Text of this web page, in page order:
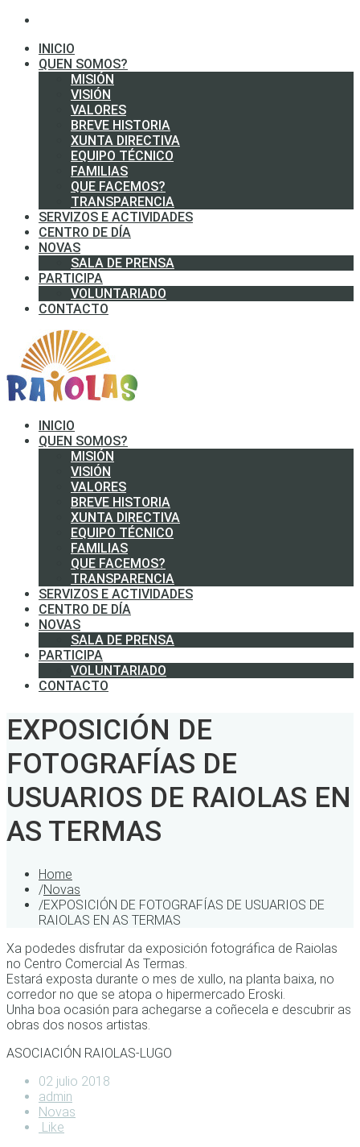
INICIO
QUEN SOMOS?
MISIÓN
VISIÓN
VALORES
BREVE HISTORIA
XUNTA DIRECTIVA
EQUIPO TÉCNICO
FAMILIAS
QUE FACEMOS?
TRANSPARENCIA
SERVIZOS E ACTIVIDADES
CENTRO DE DÍA
NOVAS
SALA DE PRENSA
PARTICIPA
VOLUNTARIADO
CONTACTO
INICIO
QUEN SOMOS?
MISIÓN
VISIÓN
VALORES
BREVE HISTORIA
XUNTA DIRECTIVA
EQUIPO TÉCNICO
FAMILIAS
QUE FACEMOS?
TRANSPARENCIA
SERVIZOS E ACTIVIDADES
CENTRO DE DÍA
NOVAS
SALA DE PRENSA
PARTICIPA
VOLUNTARIADO
CONTACTO
EXPOSICIÓN DE
FOTOGRAFÍAS DE
USUARIOS DE RAIOLAS EN
AS TERMAS
Home
/Novas
/EXPOSICIÓN DE FOTOGRAFÍAS DE USUARIOS DE
RAIOLAS EN AS TERMAS
Xa podedes disfrutar da exposición fotográfica de Raiolas
no Centro Comercial As Termas.
Estará exposta durante o mes de xullo, na planta baixa, no
corredor no que se atopa o hipermercado Eroski.
Unha boa ocasión para achegarse a coñecela e descubrir as
obras dos nosos artistas.
ASOCIACIÓN RAIOLAS-LUGO
02 julio 2018
admin
Novas
Like